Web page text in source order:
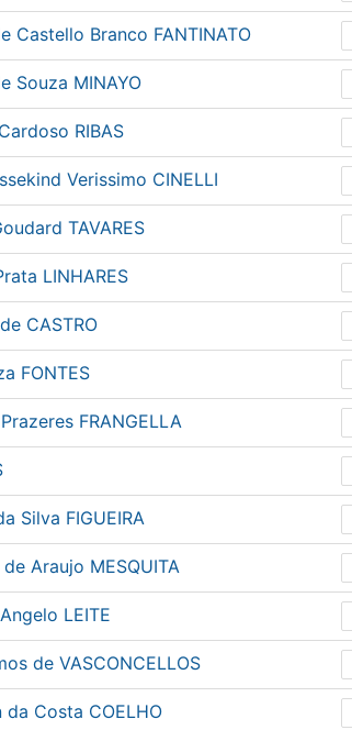
Castello Branco FANTINATO
Souza MINAYO
RIBAS
Verissimo CINELLI
TAVARES
LINHARES
CASTRO
FONTES
FRANGELLA
Silva FIGUEIRA
Araujo MESQUITA
LEITE
de VASCONCELLOS
Costa COELHO